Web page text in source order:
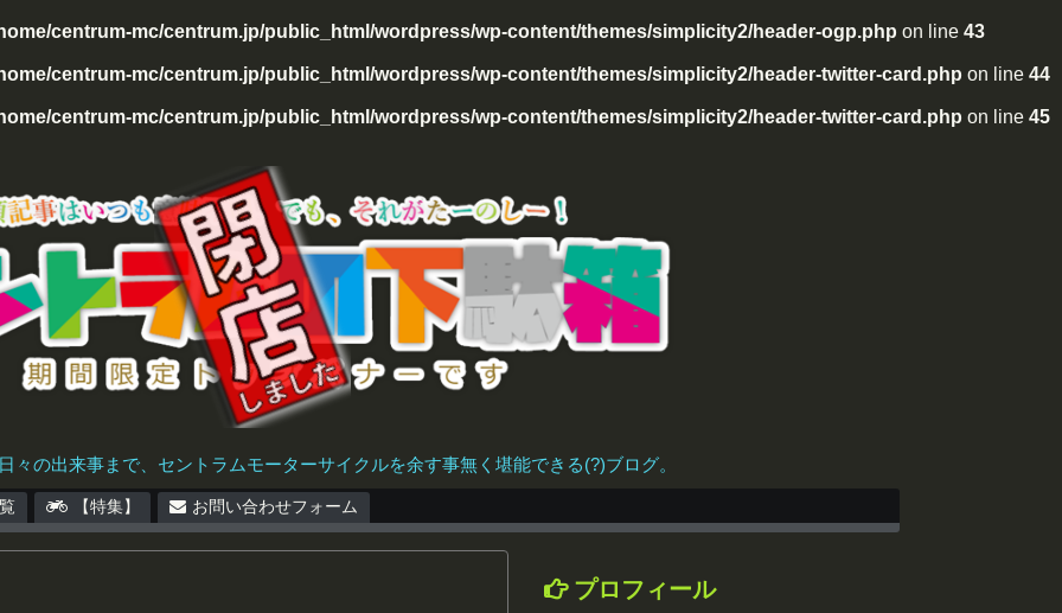
centrum-mc/centrum.jp/public_html/wordpress/wp-content/themes/simplicity2/header-ogp.php on line 43
centrum-mc/centrum.jp/public_html/wordpress/wp-content/themes/simplicity2/header-twitter-card.php on line 44
centrum-mc/centrum.jp/public_html/wordpress/wp-content/themes/simplicity2/header-twitter-card.php on line 45
々の出来事まで、セントラムモーターサイクルを余す事無く堪能できる(?)ブログ。
【特集】 お問い合わせフォーム
プロフィール